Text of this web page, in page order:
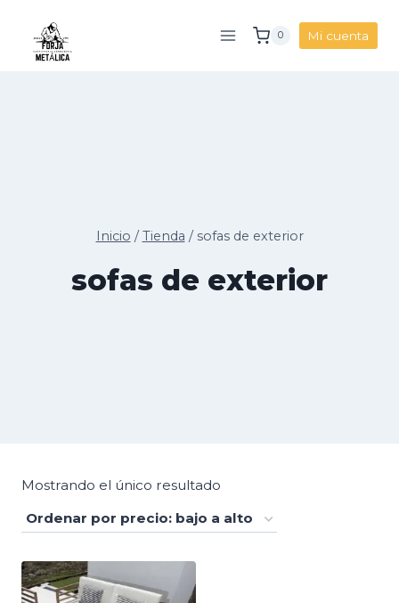
contenido
0 Mi cuenta
Inicio / Tienda / sofas de exterior
sofas de exterior
Mostrando el único resultado